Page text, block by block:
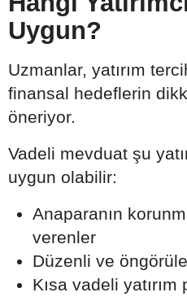
Uygun?
Uzmanlar, yatırım
finansal hedeflerin
öneriyor.
Vadeli mevduat şu
uygun olabilir:
Anaparanın
verenler
Düzenli ve
Kısa vadeli